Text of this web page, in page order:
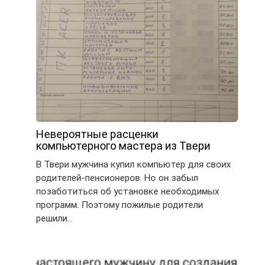
Невероятные расценки
компьютерного мастера из Твери
В Твери мужчина купил компьютер для своих
родителей-пенсионеров. Но он забыл
позаботиться об установке необходимых
программ. Поэтому пожилые родители
решили…